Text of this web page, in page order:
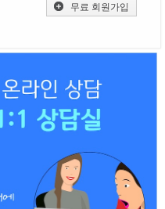
무료 회원가입